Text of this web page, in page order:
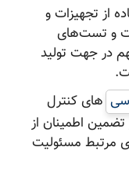
تجهیزات و
و تست‌های
جهت تولید
های کنترل
اطمینان از
مسئولیت